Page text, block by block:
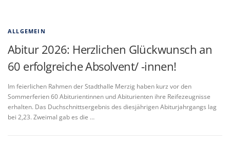
ALLGEMEIN
Abitur 2026: Herzlichen Glückwunsch an
60 erfolgreiche Absolvent/ -innen!
Im feierlichen Rahmen der Stadthalle Merzig haben kurz vor den
Sommerferien 60 Abiturientinnen und Abiturienten ihre Reifezeugnisse
erhalten. Das Duchschnittsergebnis des diesjährigen Abiturjahrgangs lag
bei 2,23. Zweimal gab es die …